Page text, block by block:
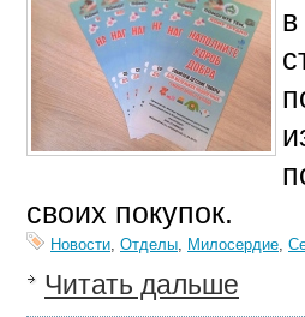
своих покупок.
Новости, Отделы, Милосердие,
Читать дальше